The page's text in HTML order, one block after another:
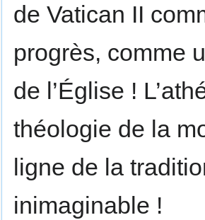
de Vatican II
progrès, comme
de l’Église !
théologie de la
ligne de la
inimaginable !